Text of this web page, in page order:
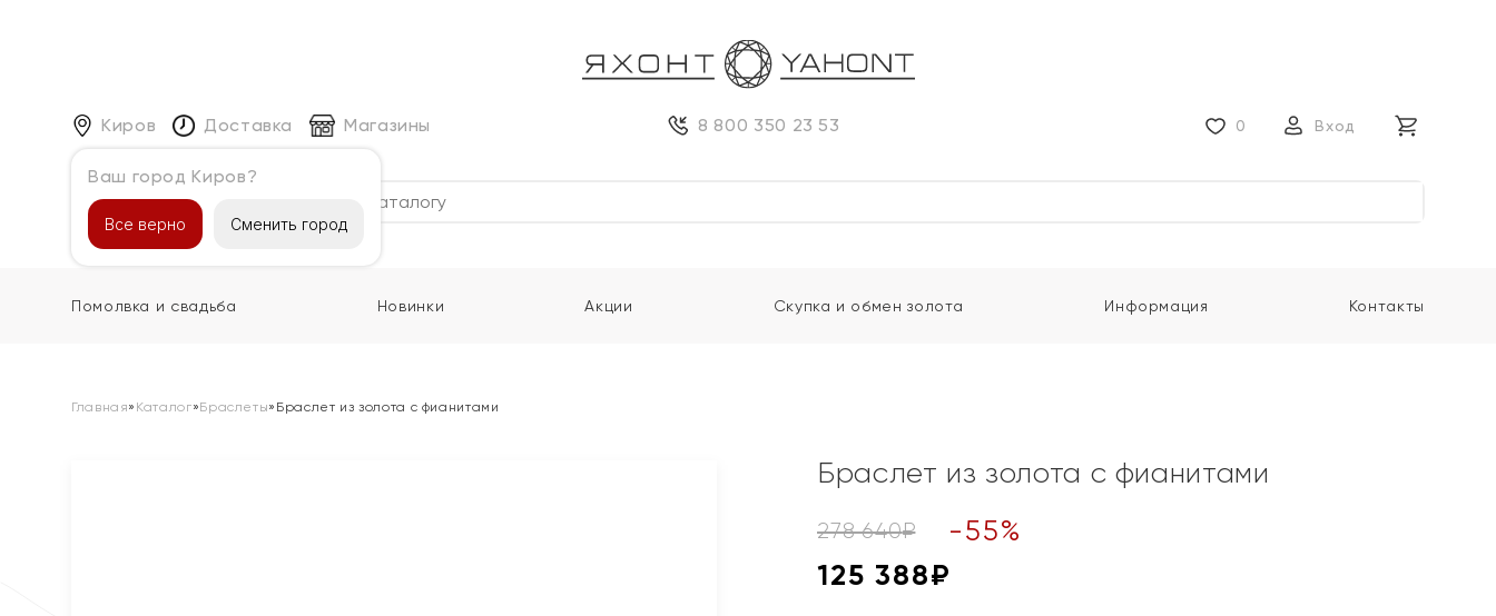
Киров
Ваш город Киров?
Все верно Сменить город
Доставка Магазины 8 800 350 23 53 0 Вход
Каталог
Помолвка и свадьба Новинки Акции Скупка и обмен золота Информация Контакты
Главная» Каталог»Браслеты» Браслет из золота с фианитами
Браслет из золота с фианитами
278 640₽ -55%
125 388₽